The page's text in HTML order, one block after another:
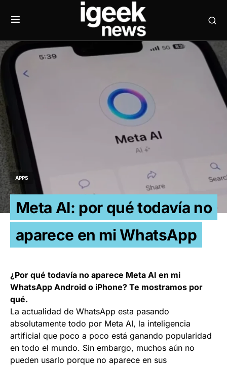
APPS
Meta AI: por qué todavía no
aparece en mi WhatsApp
¿Por qué todavía no aparece Meta AI en mi
WhatsApp Android o iPhone? Te mostramos por
qué.
La actualidad de WhatsApp esta pasando
absolutamente todo por Meta AI, la inteligencia
artificial que poco a poco está ganando popularidad
en todo el mundo. Sin embargo, muchos aún no
pueden usarlo porque no aparece en sus